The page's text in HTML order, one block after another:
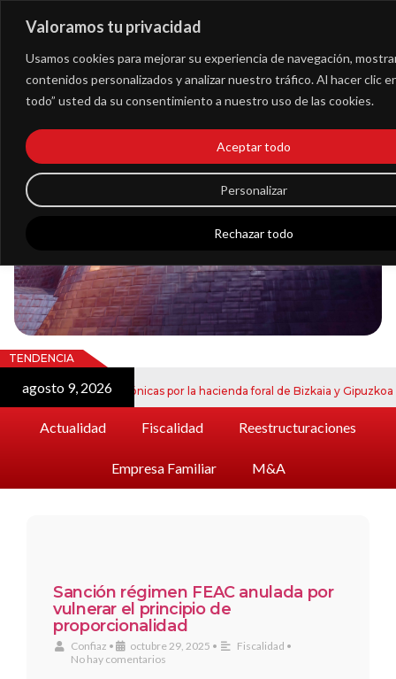
Valoramos tu privacidad
Usamos cookies para mejorar su experiencia de navegación,
contenidos personalizados y analizar nuestro tráfico. Al hacer clic
todo” usted da su consentimiento a nuestro uso de las cookies.
Personalizar
Rechazar todo
Aceptar todo
Blog
Noticias
TENDENCIA
agosto 9, 2026electrónicas por la hacienda foral de Bizkaia y Gipuzkoa
Actualidad Fiscalidad Reestructuraciones
Empresa Familiar M&A
Sanción régimen FEAC anulada por
vulnerar el principio de
proporcionalidad
Confiaz • octubre 29, 2025 • Fiscalidad •
No hay comentarios